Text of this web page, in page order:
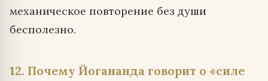
механическое повторение без души
бесполезно.
12. Почему Йогананда говорит о «силе